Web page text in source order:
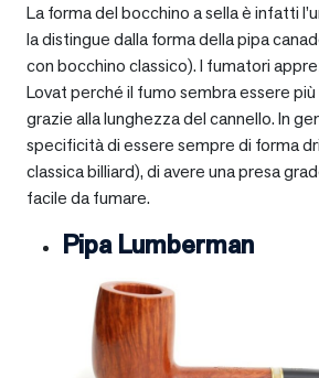
La forma del bocchino a sella è infatti
la distingue dalla forma della pipa
con bocchino classico). I fumatori
Lovat perché il fumo sembra essere
grazie alla lunghezza del cannello. In
specificità di essere sempre di forma
classica billiard), di avere una presa
facile da fumare.
Pipa Lumberman